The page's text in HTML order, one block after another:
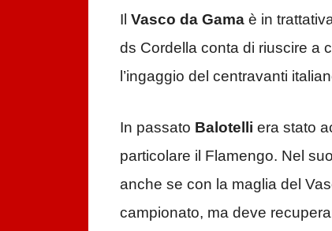
Il Vasco da Gama è in
ds Cordella conta di riuscire a
l’ingaggio del centravanti
In passato Balotelli era stato
particolare il Flamengo. Nel
anche se con la maglia del
campionato, ma deve